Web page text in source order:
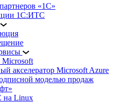
«1С»
1С:ИТС
Microsoft
акселератор Microsoft Azure
моделью продаж
на Linux